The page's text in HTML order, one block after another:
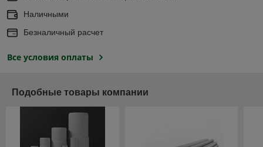
Наличными
Безналичный расчет
Все условия оплаты
Подобные товары компании